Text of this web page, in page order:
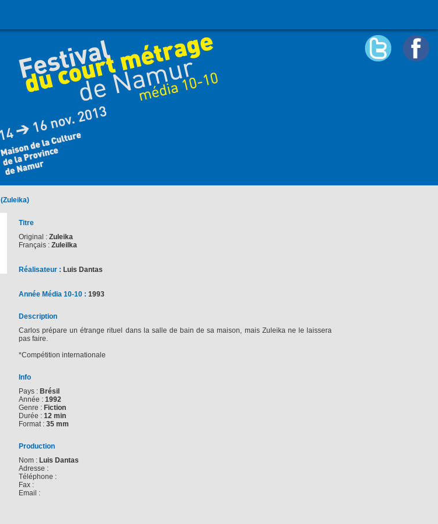
(Zuleika)
Titre
Original : Zuleika
Français : Zuleilka
Réalisateur : Luis Dantas
Année Média 10-10 : 1993
Description
Carlos prépare un étrange rituel dans la salle de bain de sa maison, mais Zuleika ne le laissera
pas faire.
*Compétition internationale
Info
Pays : Brésil
Année : 1992
Genre : Fiction
Durée : 12 min
Format : 35 mm
Production
Nom : Luis Dantas
Adresse :
Téléphone :
Fax :
Email :